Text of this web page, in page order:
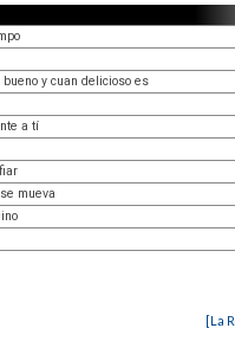
y cuan delicioso es
a tí
mueva
[La